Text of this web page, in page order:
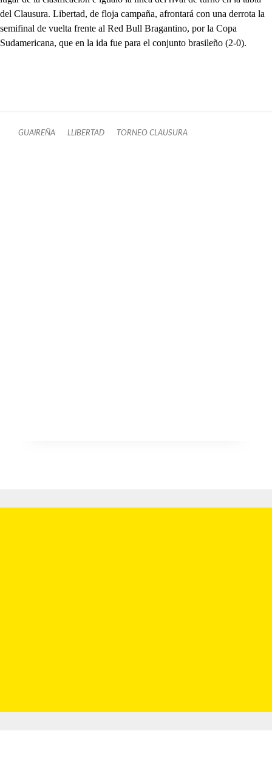
del Clausura. Libertad, de floja campaña, afrontará con una derrota la
semifinal de vuelta frente al Red Bull Bragantino, por la Copa
Sudamericana, que en la ida fue para el conjunto brasileño (2-0).
GUAIREÑA LLIBERTAD TORNEO CLAUSURA